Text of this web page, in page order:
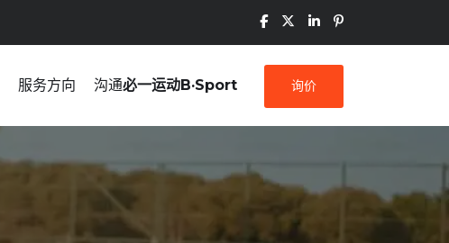
服务方向 沟通必一运动B·Sport 询价